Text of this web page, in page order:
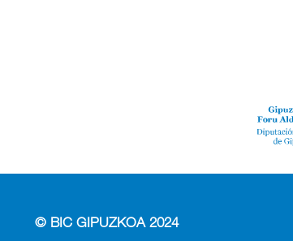
© BIC GIPUZKOA 2024